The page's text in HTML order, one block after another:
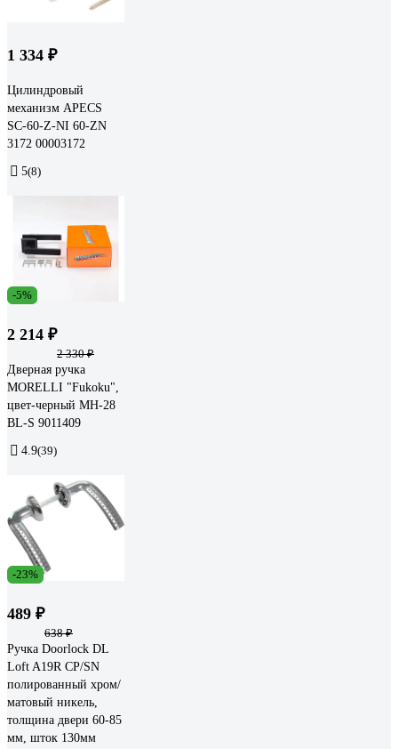
1 334 ₽
Цилиндровый
механизм APECS
SC-60-Z-NI 60-ZN
3172 00003172
5(8)
-5%
2 214 ₽
2 330 ₽
Дверная ручка
MORELLI "Fukoku",
цвет-черный MH-28
BL-S 9011409
4.9(39)
-23%
489 ₽
638 ₽
Ручка Doorlock DL
Loft A19R CP/SN
полированный хром/
матовый никель,
толщина двери 60-85
мм, шток 130мм